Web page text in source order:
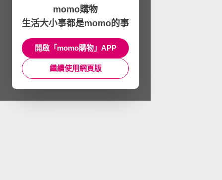
momo購物
生活大小事都是momo的事
開啟「momo購物」APP
繼續使用網頁版